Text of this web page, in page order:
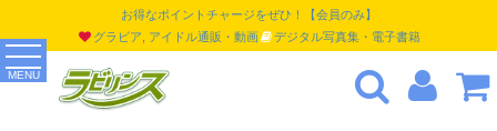
MENU
お得なポイントチャージをぜひ！【会員のみ】
グラビア, アイドル通販・動画
デジタル写真集・電子書籍